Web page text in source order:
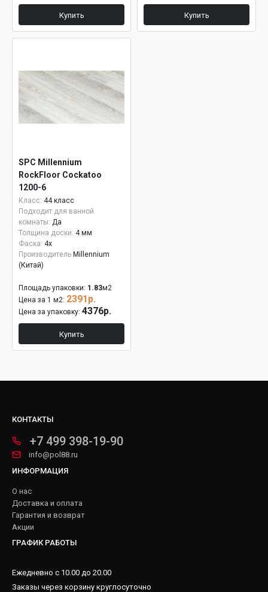
Купить Купить
SPC Millennium
RockFloor Сockatoo
1200-6
Класс: 44 класс
Подходит для ванной
комнаты: Да
Толщина доски: 4 мм
Фаска: 4x
Производитель Millennium
(Китай)
Площадь упаковки: 1.83м2
Цена за 1 м2: 2391р.
Цена за упаковку: 4376р.
Купить
КОНТАКТЫ
+7 499 398-19-90
info@pol88.ru
ИНФОРМАЦИЯ
О нас
Доставка и оплата
Гарантия и возврат
Акции
ГРАФИК РАБОТЫ
Ежедневно с 10.00 до 20.00
Заказы через корзину круглосуточно